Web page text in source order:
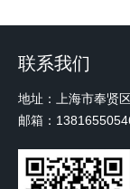
联系我们
邮箱：